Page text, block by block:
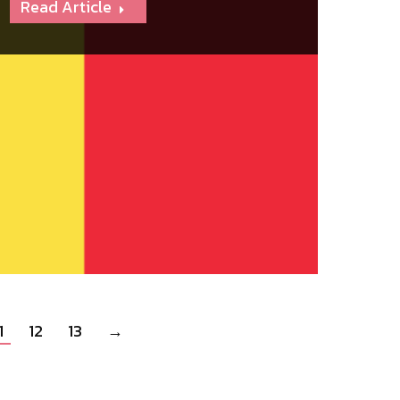
Read Article
12 13 →